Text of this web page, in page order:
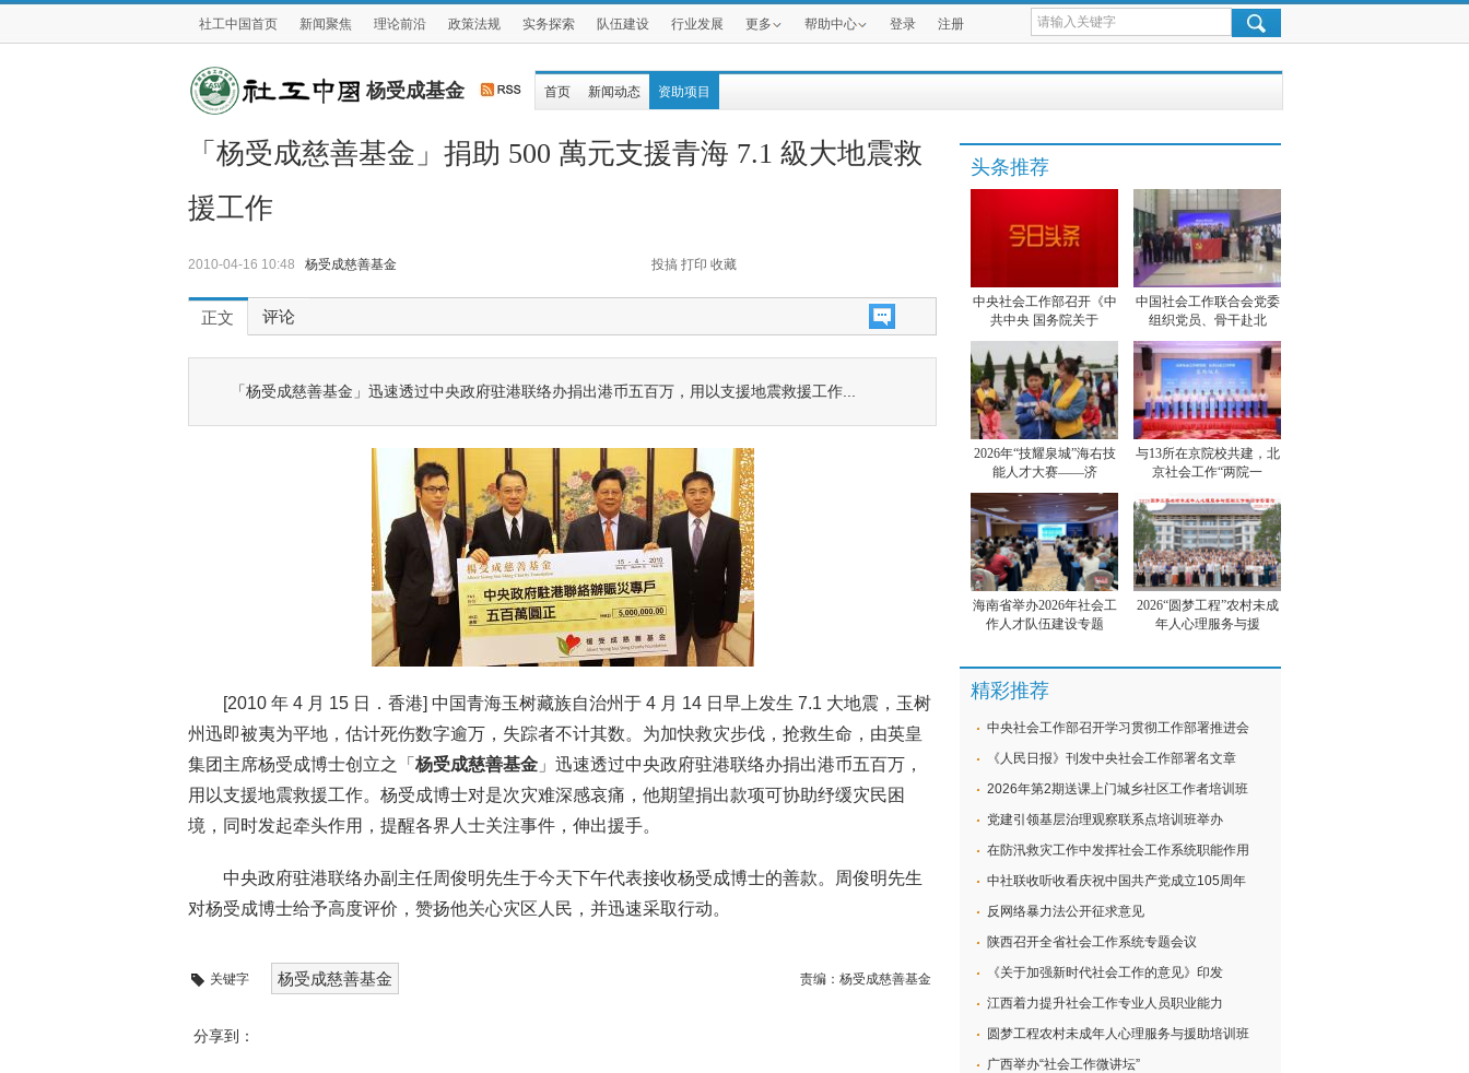
社工中国首页 新闻聚焦 理论前沿 政策法规 实务探索 队伍建设 行业发展 更多 帮助中心 登录 注册
杨受成基金 首页 新闻动态 资助项目
「杨受成慈善基金」捐助 500 萬元支援青海 7.1 級大地震救
援工作
2010-04-16 10:48 杨受成慈善基金 投搞 打印 收藏
正文 评论
「杨受成慈善基金」迅速透过中央政府驻港联络办捐出港币五百万，用以支援地震救援工作...
[2010 年 4 月 15 日．香港] 中国青海玉树藏族自治州于 4 月 14 日早上发生 7.1 大地震，玉树
州迅即被夷为平地，估计死伤数字逾万，失踪者不计其数。为加快救灾步伐，抢救生命，由英皇
集团主席杨受成博士创立之「 杨受成慈善基金 」迅速透过中央政府驻港联络办捐出港币五百万，
用以支援地震救援工作。杨受成博士对是次灾难深感哀痛，他期望捐出款项可协助纾缓灾民困
境，同时发起牵头作用，提醒各界人士关注事件，伸出援手。
中央政府驻港联络办副主任周俊明先生于今天下午代表接收杨受成博士的善款。周俊明先生
对杨受成博士给予高度评价，赞扬他关心灾区人民，并迅速采取行动。
关键字 杨受成慈善基金 责编： 杨受成慈善基金
分享到：
头条推荐
中央社会工作部召开《中
共中央 国务院关于
中国社会工作联合会党委
组织党员、骨干赴北
2026年“技耀泉城”海右技
能人才大赛——济
与13所在京院校共建，北
京社会工作“两院一
海南省举办2026年社会工
作人才队伍建设专题
2026“圆梦工程”农村未成
年人心理服务与援
精彩推荐
中央社会工作部召开学习贯彻工作部署推进会
《人民日报》刊发中央社会工作部署名文章
2026年第2期送课上门城乡社区工作者培训班
党建引领基层治理观察联系点培训班举办
在防汛救灾工作中发挥社会工作系统职能作用
中社联收听收看庆祝中国共产党成立105周年
反网络暴力法公开征求意见
陕西召开全省社会工作系统专题会议
《关于加强新时代社会工作的意见》印发
江西着力提升社会工作专业人员职业能力
圆梦工程农村未成年人心理服务与援助培训班
广西举办“社会工作微讲坛”